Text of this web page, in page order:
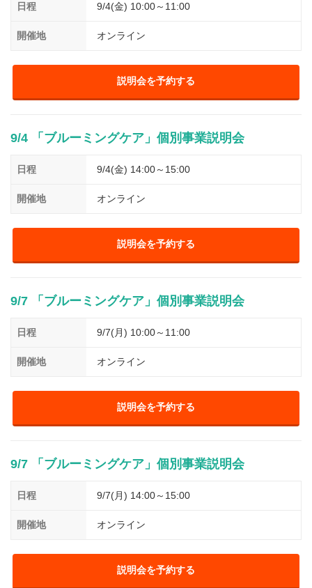
日程 9/4(金) 10:00～11:00
開催地 オンライン
説明会を予約する
9/4 「ブルーミングケア」個別事業説明会
日程 9/4(金) 14:00～15:00
開催地 オンライン
説明会を予約する
9/7 「ブルーミングケア」個別事業説明会
日程 9/7(月) 10:00～11:00
開催地 オンライン
説明会を予約する
9/7 「ブルーミングケア」個別事業説明会
日程 9/7(月) 14:00～15:00
開催地 オンライン
説明会を予約する